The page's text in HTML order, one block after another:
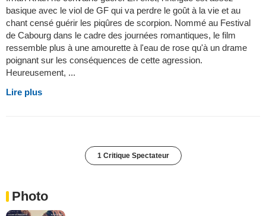
basique avec le viol de GF qui va perdre le goût à la vie et au
chant censé guérir les piqûres de scorpion. Nommé au Festival
de Cabourg dans le cadre des journées romantiques, le film
ressemble plus à une amourette à l'eau de rose qu'à un drame
poignant sur les conséquences de cette agression.
Heureusement, ...
Lire plus
1 Critique Spectateur
Photo